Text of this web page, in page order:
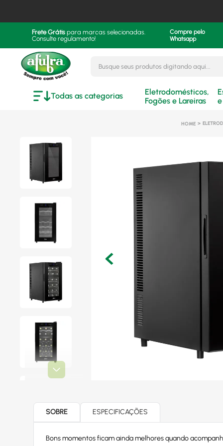
Frete Grátis para marcas selecionadas.
Consulte regulamento!
Compre pelo
Whatsapp
Todas as categorias
Eletrodomésticos,
Fogões e Lareiras
SOBRE ESPECIFICAÇÕES
Bons momentos ficam ainda melhores quando